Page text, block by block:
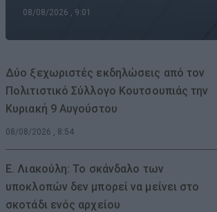
08/08/2026 , 9:01
Δύο ξεχωριστές εκδηλώσεις από τον
Πολιτιστικό Σύλλογο Κουτσουπιάς την
Κυριακή 9 Αυγούστου
08/08/2026 , 8:54
Ε. Λιακούλη: Το σκάνδαλο των
υποκλοπών δεν μπορεί να μείνει στο
σκοτάδι ενός αρχείου